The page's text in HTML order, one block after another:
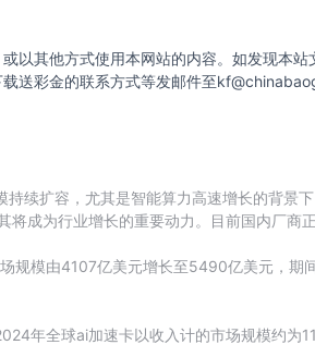
以其他方式使用本网站的内容。如发现本站
送彩金的联系方式等发邮件至
续扩容，尤其是智能算力高速增长的背景
成为行业增长的重要动力。目前国内厂商
规模由4107亿美元增长至5490亿美元，期
年全球ai加速卡以收入计的市场规模约为